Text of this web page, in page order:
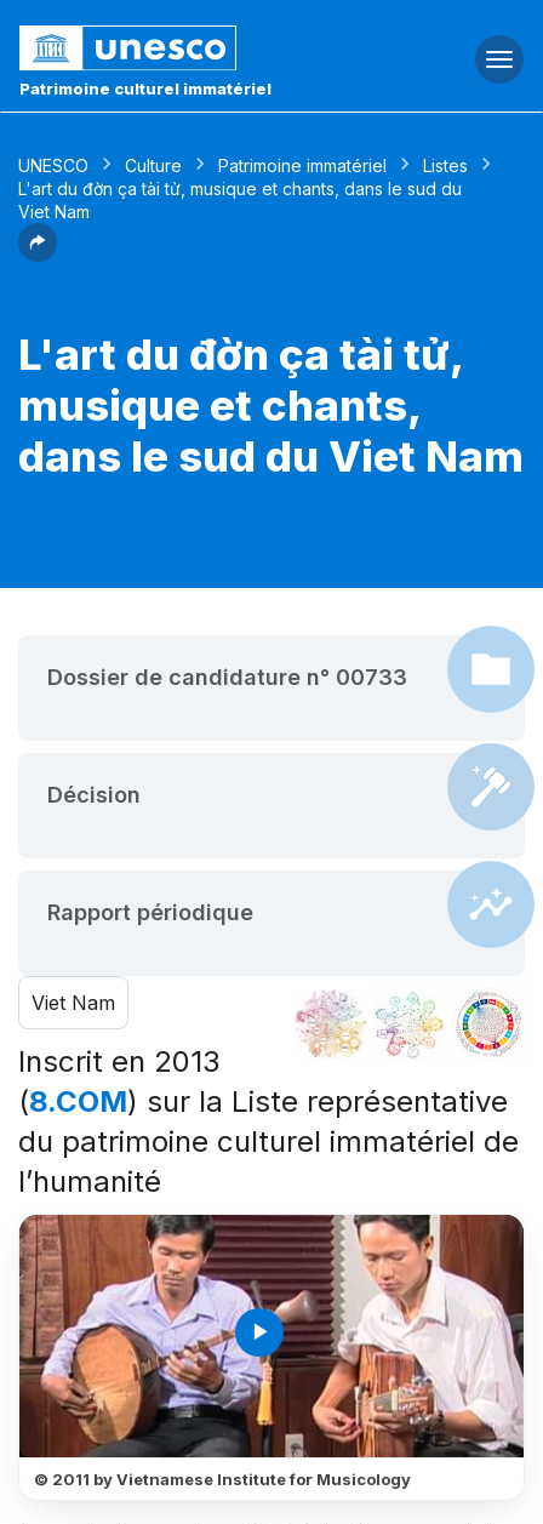
Patrimoine culturel immatériel
UNESCO Culture Patrimoine immatériel
Listes
L'art du đờn ça tài tử, musique et chants, dans le sud du
Viet Nam
L'art du đờn ça tài tử,
musique et chants,
dans le sud du Viet Nam
Dossier de candidature n° 00733
Décision
Rapport périodique
Viet Nam
Inscrit en 2013
(8.COM) sur la Liste représentative
du patrimoine culturel immatériel de
l’humanité
play_arrow
© 2011 by Vietnamese Institute for Musicology